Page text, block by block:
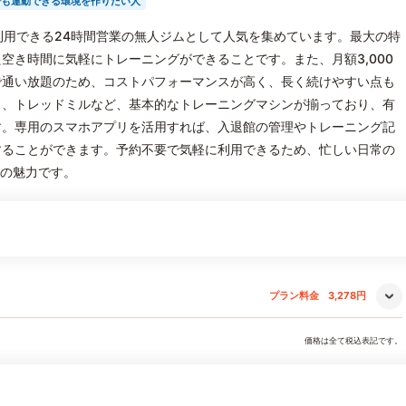
できる24時間営業の無人ジムとして人気を集めています。最大の特
き時間に気軽にトレーニングができることです。また、月額3,000
い放題のため、コストパフォーマンスが高く、長く続けやすい点も
トレッドミルなど、基本的なトレーニングマシンが揃っており、有
専用のスマホアプリを活用すれば、入退館の管理やトレーニング記
ことができます。予約不要で気軽に利用できるため、忙しい日常の
魅力です。
プラン料金 3,278円
価格は全て税込表記です。